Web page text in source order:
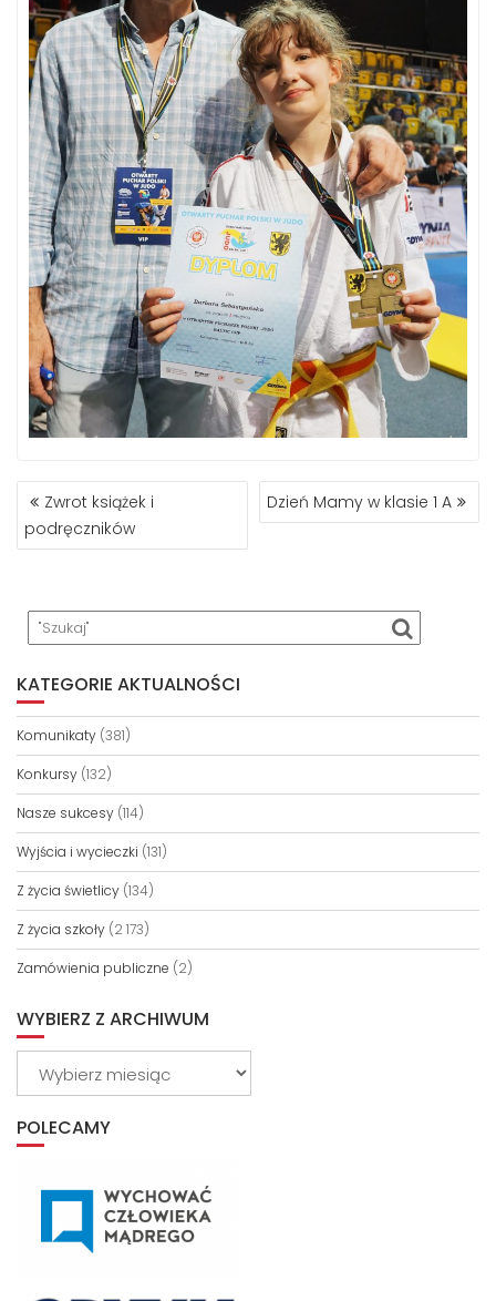
NAWIGACJA
WPISU
Zwrot książek i
podręczników
Dzień Mamy w klasie 1 A
KATEGORIE AKTUALNOŚCI
Komunikaty (381)
Konkursy (132)
Nasze sukcesy (114)
Wyjścia i wycieczki (131)
Z życia świetlicy (134)
Z życia szkoły (2 173)
Zamówienia publiczne (2)
WYBIERZ Z ARCHIWUM
POLECAMY